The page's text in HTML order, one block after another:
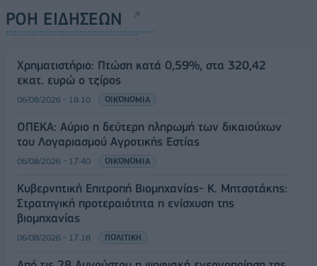
ΡΟΗ ΕΙΔΗΣΕΩΝ
Χρηματιστήριο: Πτώση κατά 0,59%, στα 320,42
εκατ. ευρώ ο τζίρος
06/08/2026 - 18:10 ΟΙΚΟΝΟΜΙΑ
ΟΠΕΚΑ: Αύριο η δεύτερη πληρωμή των δικαιούχων
του Λογαριασμού Αγροτικής Εστίας
06/08/2026 - 17:40 ΟΙΚΟΝΟΜΙΑ
Κυβερνητική Επιτροπή Βιομηχανίας- Κ. Μητσοτάκης:
Στρατηγική προτεραιότητα η ενίσχυση της
βιομηχανίας
06/08/2026 - 17:18 ΠΟΛΙΤΙΚΗ